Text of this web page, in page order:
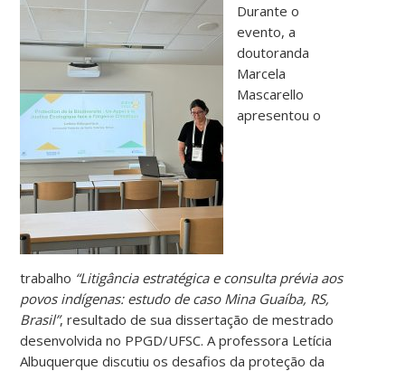
Durante o
evento, a
doutoranda
Marcela
Mascarello
apresentou o
trabalho “Litigância estratégica e consulta prévia aos
povos indígenas: estudo de caso Mina Guaíba, RS,
Brasil”, resultado de sua dissertação de mestrado
desenvolvida no PPGD/UFSC. A professora Letícia
Albuquerque discutiu os desafios da proteção da